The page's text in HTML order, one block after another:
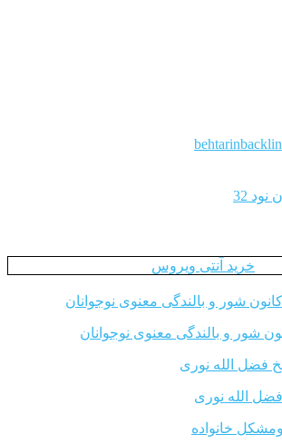
32
خرید آنتی ویروس
شور و بالندگی معنوی نوجوانان
الله نوری